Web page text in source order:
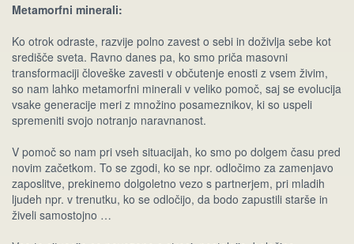
Metamorfni minerali:
Ko otrok odraste, razvije polno zavest o sebi in doživlja sebe kot
središče sveta. Ravno danes pa, ko smo priča masovni
transformaciji človeške zavesti v občutenje enosti z vsem živim,
so nam lahko metamorfni minerali v veliko pomoč, saj se evolucija
vsake generacije meri z množino posameznikov, ki so uspeli
spremeniti svojo notranjo naravnanost.
V pomoč so nam pri vseh situacijah, ko smo po dolgem času pred
novim začetkom. To se zgodi, ko se npr. odločimo za zamenjavo
zaposlitve, prekinemo dolgoletno vezo s partnerjem, pri mladih
ljudeh npr. v trenutku, ko se odločijo, da bodo zapustili starše in
živeli samostojno …